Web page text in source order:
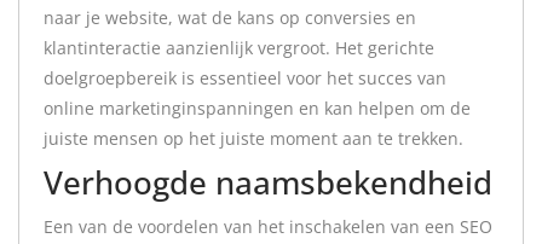
naar je website, wat de kans op conversies en
klantinteractie aanzienlijk vergroot. Het gerichte
doelgroepbereik is essentieel voor het succes van
online marketinginspanningen en kan helpen om de
juiste mensen op het juiste moment aan te trekken.
Verhoogde naamsbekendheid
Een van de voordelen van het inschakelen van een SEO